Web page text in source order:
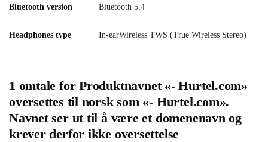
Bluetooth version Bluetooth 5.4
Headphones type In-earWireless TWS (True Wireless Stereo)
1 omtale forProduktnavnet «- Hurtel.com»
oversettes til norsk som «- Hurtel.com».
Navnet ser ut til å være et domenenavn og
krever derfor ikke oversettelse